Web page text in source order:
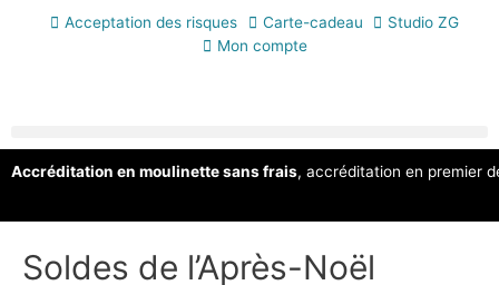
Acceptation des risques Carte-cadeau
Studio ZG
Mon compte
Accréditation en moulinette sans frais, accréditation en premier
Soldes de l’Après-Noël